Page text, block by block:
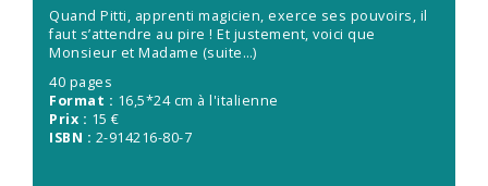
Quand Pitti, apprenti magicien, exerce ses pouvoirs, il
faut s’attendre au pire ! Et justement, voici que
Monsieur et Madame (suite…)
40 pages
Format : 16,5*24 cm à l'italienne
Prix : 15 €
ISBN : 2-914216-80-7